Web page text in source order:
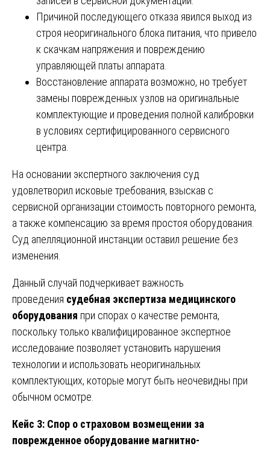
Причиной последующего отказа явился выход из
строя неоригинального блока питания, что привело
к скачкам напряжения и повреждению
управляющей платы аппарата.
Восстановление аппарата возможно, но требует
замены поврежденных узлов на оригинальные
комплектующие и проведения полной калибровки
в условиях сертифицированного сервисного
центра.
На основании экспертного заключения суд
удовлетворил исковые требования, взыскав с
сервисной организации стоимость повторного ремонта,
а также компенсацию за время простоя оборудования.
Суд апелляционной инстанции оставил решение без
изменения.
Данный случай подчеркивает важность
проведения судебная экспертиза медицинского
оборудования при спорах о качестве ремонта,
поскольку только квалифицированное экспертное
исследование позволяет установить нарушения
технологии и использовать неоригинальных
комплектующих, которые могут быть неочевидны при
обычном осмотре.
Кейс 3: Спор о страховом возмещении за
поврежденное оборудование магнитно-